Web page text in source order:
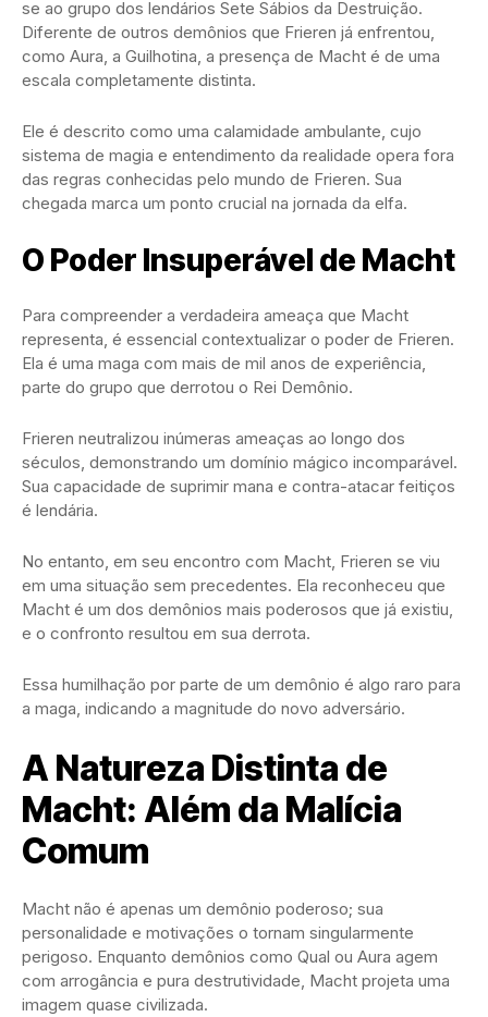
se ao grupo dos lendários Sete Sábios da Destruição.
Diferente de outros demônios que Frieren já enfrentou,
como Aura, a Guilhotina, a presença de Macht é de uma
escala completamente distinta.
Ele é descrito como uma calamidade ambulante, cujo
sistema de magia e entendimento da realidade opera fora
das regras conhecidas pelo mundo de Frieren. Sua
chegada marca um ponto crucial na jornada da elfa.
O Poder Insuperável de Macht
Para compreender a verdadeira ameaça que Macht
representa, é essencial contextualizar o poder de Frieren.
Ela é uma maga com mais de mil anos de experiência,
parte do grupo que derrotou o Rei Demônio.
Frieren neutralizou inúmeras ameaças ao longo dos
séculos, demonstrando um domínio mágico incomparável.
Sua capacidade de suprimir mana e contra-atacar feitiços
é lendária.
No entanto, em seu encontro com Macht, Frieren se viu
em uma situação sem precedentes. Ela reconheceu que
Macht é um dos demônios mais poderosos que já existiu,
e o confronto resultou em sua derrota.
Essa humilhação por parte de um demônio é algo raro para
a maga, indicando a magnitude do novo adversário.
A Natureza Distinta de
Macht: Além da Malícia
Comum
Macht não é apenas um demônio poderoso; sua
personalidade e motivações o tornam singularmente
perigoso. Enquanto demônios como Qual ou Aura agem
com arrogância e pura destrutividade, Macht projeta uma
imagem quase civilizada.